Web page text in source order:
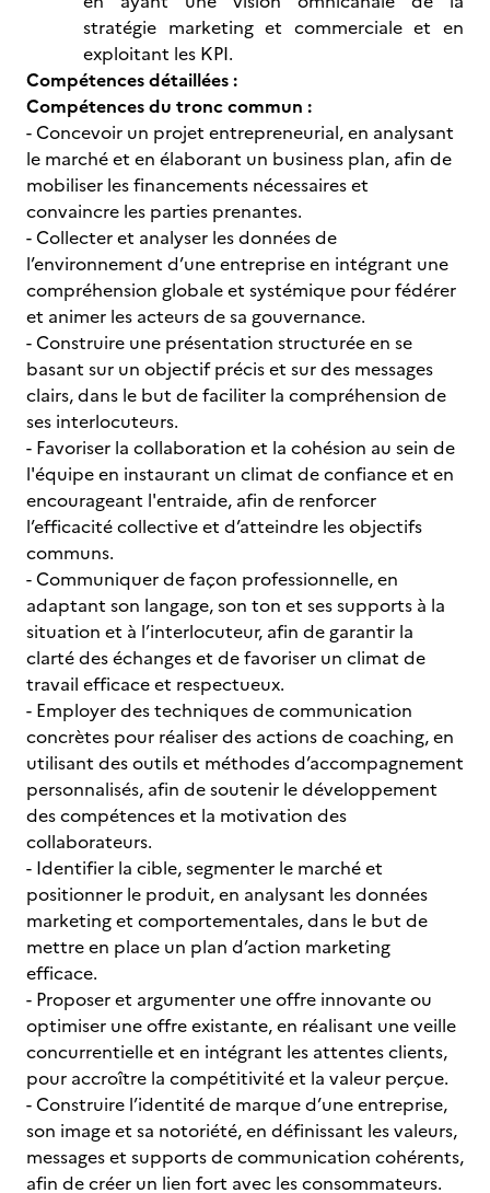
stratégie marketing et commerciale et en
exploitant les KPI.
Compétences détaillées :
Compétences du tronc commun :
- Concevoir un projet entrepreneurial, en analysant
le marché et en élaborant un business plan, afin de
mobiliser les financements nécessaires et
convaincre les parties prenantes.
- Collecter et analyser les données de
l’environnement d’une entreprise en intégrant une
compréhension globale et systémique pour fédérer
et animer les acteurs de sa gouvernance.
- Construire une présentation structurée en se
basant sur un objectif précis et sur des messages
clairs, dans le but de faciliter la compréhension de
ses interlocuteurs.
- Favoriser la collaboration et la cohésion au sein de
l'équipe en instaurant un climat de confiance et en
encourageant l'entraide, afin de renforcer
l’efficacité collective et d’atteindre les objectifs
communs.
- Communiquer de façon professionnelle, en
adaptant son langage, son ton et ses supports à la
situation et à l’interlocuteur, afin de garantir la
clarté des échanges et de favoriser un climat de
travail efficace et respectueux.
- Employer des techniques de communication
concrètes pour réaliser des actions de coaching, en
utilisant des outils et méthodes d’accompagnement
personnalisés, afin de soutenir le développement
des compétences et la motivation des
collaborateurs.
- Identifier la cible, segmenter le marché et
positionner le produit, en analysant les données
marketing et comportementales, dans le but de
mettre en place un plan d’action marketing
efficace.
- Proposer et argumenter une offre innovante ou
optimiser une offre existante, en réalisant une veille
concurrentielle et en intégrant les attentes clients,
pour accroître la compétitivité et la valeur perçue.
- Construire l’identité de marque d’une entreprise,
son image et sa notoriété, en définissant les valeurs,
messages et supports de communication cohérents,
afin de créer un lien fort avec les consommateurs.